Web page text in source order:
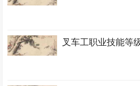
叉车工职业技能等